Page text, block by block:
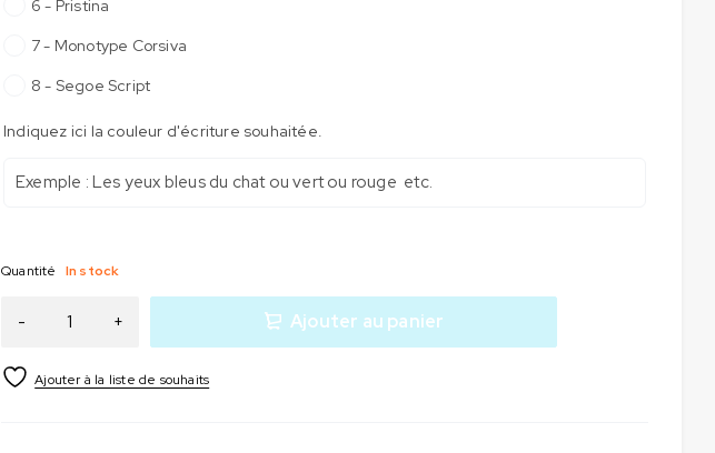
6 - Pristina
7 - Monotype Corsiva
8 - Segoe Script
Indiquez ici la couleur d'écriture souhaitée.
Quantité In stock
Ajouter au panier